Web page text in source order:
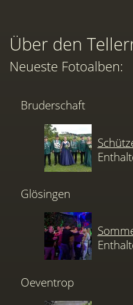
Über den
Neueste Fotoalben:
Bruderschaft
Glösingen
Oeventrop